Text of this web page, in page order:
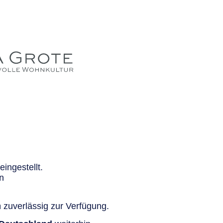
zur Verfügung.